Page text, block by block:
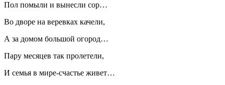
Пол помыли и вынесли сор…
Во дворе на веревках качели,
А за домом большой огород…
Пару месяцев так пролетели,
И семья в мире-счастье живет…